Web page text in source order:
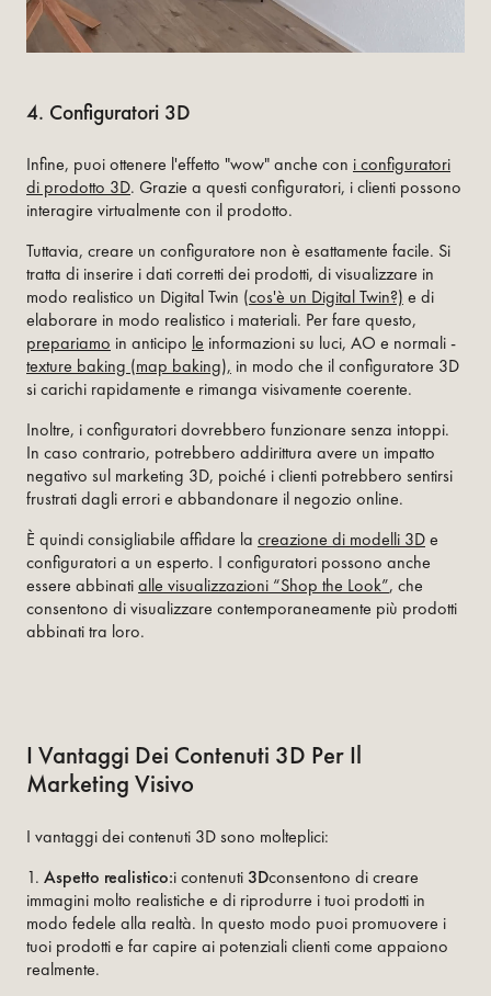
4. Configuratori 3D
Infine, puoi ottenere l'effetto "wow" anche con i configuratori
di prodotto 3D. Grazie a questi configuratori, i clienti possono
interagire virtualmente con il prodotto.
Tuttavia, creare un configuratore non è esattamente facile. Si
tratta di inserire i dati corretti dei prodotti, di visualizzare in
modo realistico un Digital Twin (cos'è un Digital Twin?) e di
elaborare in modo realistico i materiali. Per fare questo,
prepariamo in anticipo le informazioni su luci, AO e normali -
texture baking (map baking), in modo che il configuratore 3D
si carichi rapidamente e rimanga visivamente coerente.
Inoltre, i configuratori dovrebbero funzionare senza intoppi.
In caso contrario, potrebbero addirittura avere un impatto
negativo sul marketing 3D, poiché i clienti potrebbero sentirsi
frustrati dagli errori e abbandonare il negozio online.
È quindi consigliabile affidare la creazione di modelli 3De
configuratori a un esperto. I configuratori possono anche
essere abbinatialle visualizzazioni “Shop the Look”, che
consentono di visualizzare contemporaneamente più prodotti
abbinati tra loro.
I Vantaggi Dei Contenuti 3D Per Il
Marketing Visivo
I vantaggi dei contenuti 3D sono molteplici:
1. Aspetto realistico:i contenuti 3Dconsentono di creare
immagini molto realistiche e di riprodurre i tuoi prodotti in
modo fedele alla realtà. In questo modo puoi promuovere i
tuoi prodotti e far capire ai potenziali clienti come appaiono
realmente.